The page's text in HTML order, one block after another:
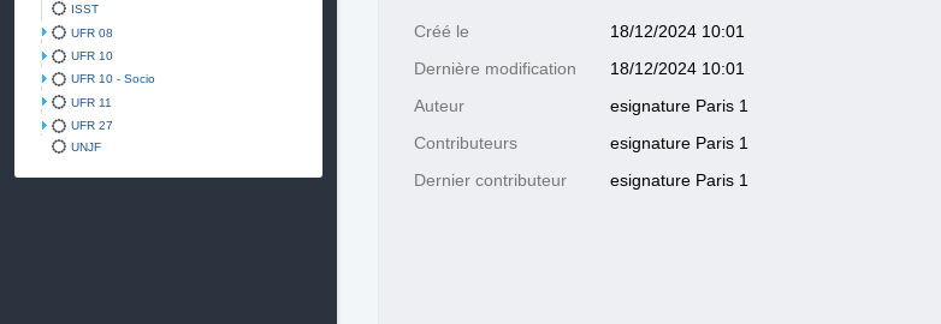
ISST
UFR 08
UFR 10
UFR 10 - Socio
UFR 11
UFR 27
UNJF
Créé le 18/12/2024 10:01
Dernière modification 18/12/2024 10:01
Auteur esignature Paris 1
Contributeurs esignature Paris 1
Dernier contributeur esignature Paris 1